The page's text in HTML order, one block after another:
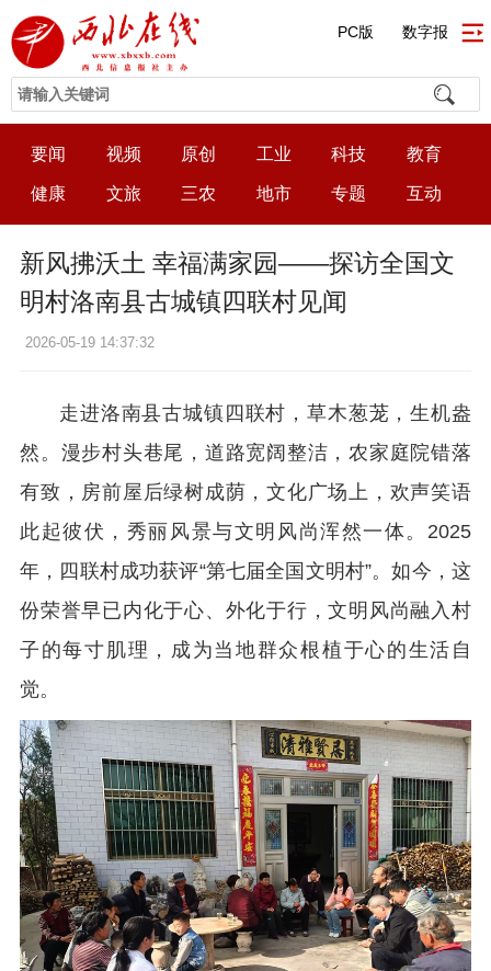
PC版 数字报
要闻 视频 原创 工业 科技 教育
健康 文旅 三农 地市 专题 互动
新风拂沃土 幸福满家园——探访全国文
明村洛南县古城镇四联村见闻
2026-05-19 14:37:32
走进洛南县古城镇四联村，草木葱茏，生机盎
然。漫步村头巷尾，道路宽阔整洁，农家庭院错落
有致，房前屋后绿树成荫，文化广场上，欢声笑语
此起彼伏，秀丽风景与文明风尚浑然一体。2025
年，四联村成功获评“第七届全国文明村”。如今，这
份荣誉早已内化于心、外化于行，文明风尚融入村
子的每寸肌理，成为当地群众根植于心的生活自
觉。